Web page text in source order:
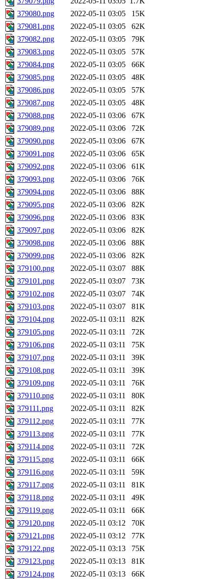
379080.png
2022-05-11 03:05
15K
379081.png
2022-05-11 03:05
62K
379082.png
2022-05-11 03:05
79K
379083.png
2022-05-11 03:05
57K
379084.png
2022-05-11 03:05
66K
379085.png
2022-05-11 03:05
48K
379086.png
2022-05-11 03:05
57K
379087.png
2022-05-11 03:05
48K
379088.png
2022-05-11 03:06
67K
379089.png
2022-05-11 03:06
72K
379090.png
2022-05-11 03:06
67K
379091.png
2022-05-11 03:06
65K
379092.png
2022-05-11 03:06
61K
379093.png
2022-05-11 03:06
76K
379094.png
2022-05-11 03:06
88K
379095.png
2022-05-11 03:06
82K
379096.png
2022-05-11 03:06
83K
379097.png
2022-05-11 03:06
82K
379098.png
2022-05-11 03:06
88K
379099.png
2022-05-11 03:06
82K
379100.png
2022-05-11 03:07
88K
379101.png
2022-05-11 03:07
73K
379102.png
2022-05-11 03:07
74K
379103.png
2022-05-11 03:07
81K
379104.png
2022-05-11 03:11
82K
379105.png
2022-05-11 03:11
72K
379106.png
2022-05-11 03:11
75K
379107.png
2022-05-11 03:11
39K
379108.png
2022-05-11 03:11
39K
379109.png
2022-05-11 03:11
76K
379110.png
2022-05-11 03:11
80K
379111.png
2022-05-11 03:11
82K
379112.png
2022-05-11 03:11
77K
379113.png
2022-05-11 03:11
77K
379114.png
2022-05-11 03:11
72K
379115.png
2022-05-11 03:11
66K
379116.png
2022-05-11 03:11
59K
379117.png
2022-05-11 03:11
81K
379118.png
2022-05-11 03:11
49K
379119.png
2022-05-11 03:11
66K
379120.png
2022-05-11 03:12
70K
379121.png
2022-05-11 03:12
77K
379122.png
2022-05-11 03:13
75K
379123.png
2022-05-11 03:13
81K
379124.png
2022-05-11 03:13
66K